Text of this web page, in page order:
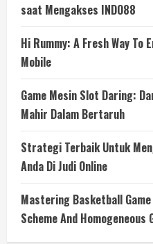
saat Mengakses INDO88
Hi Rummy: A Fresh Way
Mobile
Game Mesin Slot Daring:
Mahir Dalam Bertaruh
Strategi Terbaik Untuk
Anda Di Judi Online
Mastering Basketball
Scheme And Homogeneous